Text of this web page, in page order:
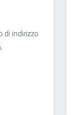
di indirizzo